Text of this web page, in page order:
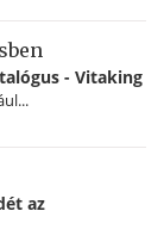
- Vitaking
az